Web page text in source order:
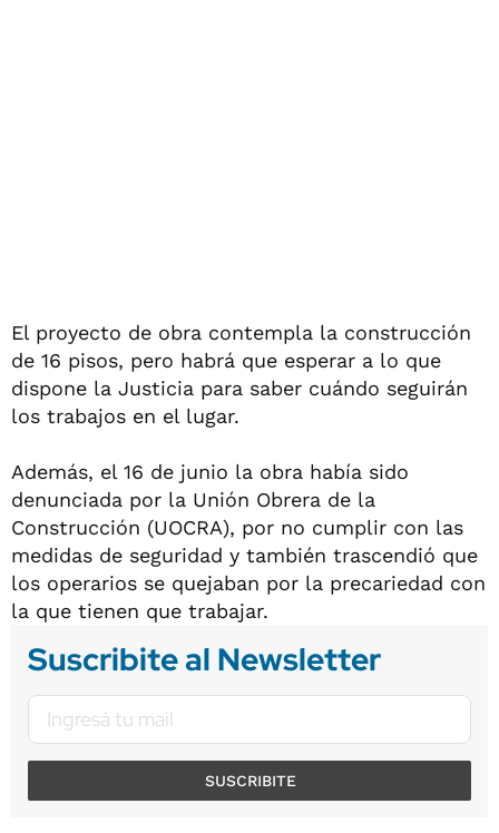
El proyecto de obra contempla la construcción
de 16 pisos, pero habrá que esperar a lo que
dispone la Justicia para saber cuándo seguirán
los trabajos en el lugar.
Además, el 16 de junio la obra había sido
denunciada por la Unión Obrera de la
Construcción (UOCRA), por no cumplir con las
medidas de seguridad y también trascendió que
los operarios se quejaban por la precariedad con
la que tienen que trabajar.
Suscribite al Newsletter
SUSCRIBITE